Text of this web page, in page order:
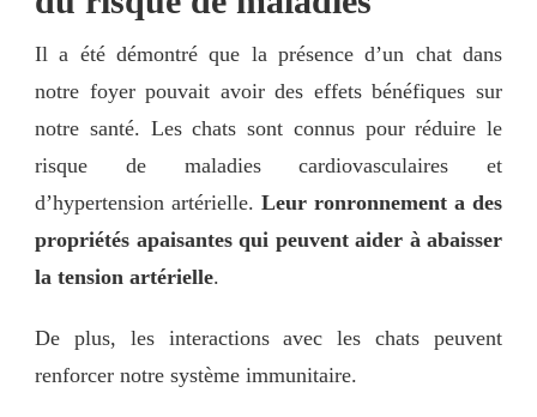
Il a été démontré que la présence d’un chat dans
notre foyer pouvait avoir des effets bénéfiques sur
notre santé. Les chats sont connus pour réduire le
risque de maladies cardiovasculaires et
d’hypertension artérielle. Leur ronronnement a des
propriétés apaisantes qui peuvent aider à abaisser
la tension artérielle.
De plus, les interactions avec les chats peuvent
renforcer notre système immunitaire.